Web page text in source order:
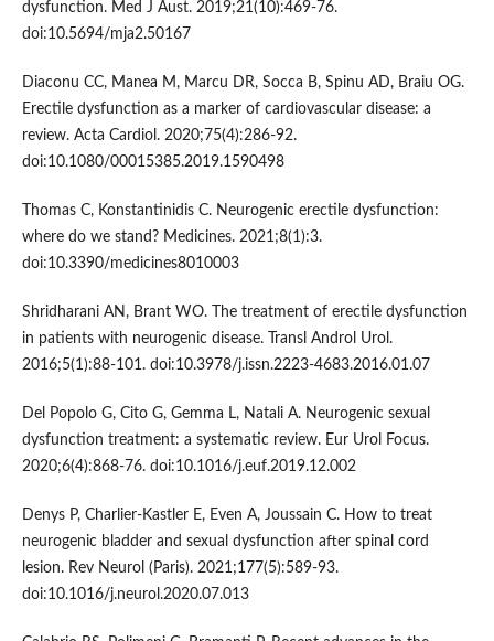
dysfunction. Med J Aust. 2019;21(10):469-76.
doi:10.5694/mja2.50167
Diaconu CC, Manea M, Marcu DR, Socca B, Spinu AD, Braiu OG.
Erectile dysfunction as a marker of cardiovascular disease: a
review. Acta Cardiol. 2020;75(4):286-92.
doi:10.1080/00015385.2019.1590498
Thomas C, Konstantinidis C. Neurogenic erectile dysfunction:
where do we stand? Medicines. 2021;8(1):3.
doi:10.3390/medicines8010003
Shridharani AN, Brant WO. The treatment of erectile dysfunction
in patients with neurogenic disease. Transl Androl Urol.
2016;5(1):88-101. doi:10.3978/j.issn.2223-4683.2016.01.07
Del Popolo G, Cito G, Gemma L, Natali A. Neurogenic sexual
dysfunction treatment: a systematic review. Eur Urol Focus.
2020;6(4):868-76. doi:10.1016/j.euf.2019.12.002
Denys P, Charlier-Kastler E, Even A, Joussain C. How to treat
neurogenic bladder and sexual dysfunction after spinal cord
lesion. Rev Neurol (Paris). 2021;177(5):589-93.
doi:10.1016/j.neurol.2020.07.013